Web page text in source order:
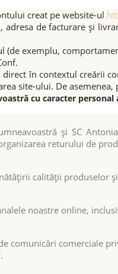
creat pe website-ul
de facturare și
(de exemplu,
direct în contextul creării
site-ului. De
cu caracter personal
și SC
returului de
calității produselor
noastre online,
comunicări comerciale